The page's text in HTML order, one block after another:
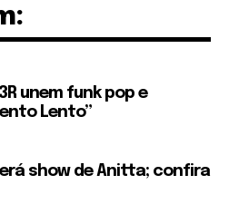
unem funk pop e
Lento”
show de Anitta; confira